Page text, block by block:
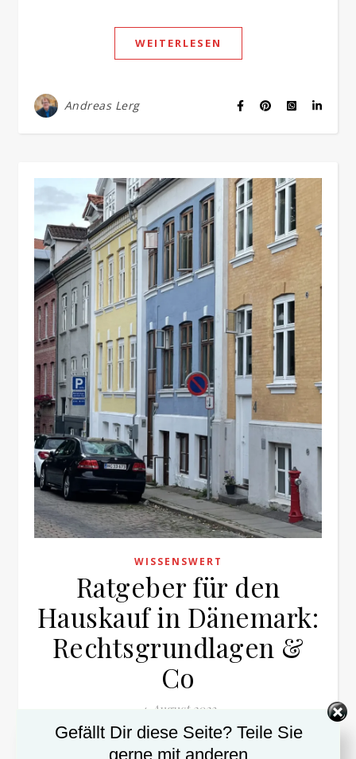
WEITERLESEN
Andreas Lerg
WISSENSWERT
Ratgeber für den
Hauskauf in Dänemark:
Rechtsgrundlagen &
Co
4. August 2023
Gefällt Dir diese Seite? Teile Sie
gerne mit anderen